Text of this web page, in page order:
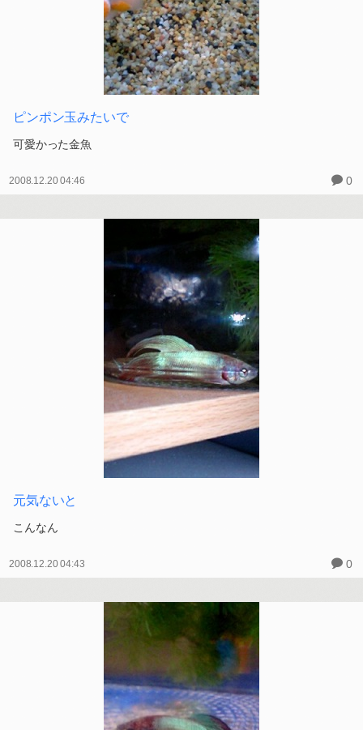
ピンポン玉みたいで
可愛かった金魚
2008.12.20 04:46 0
元気ないと
こんなん
2008.12.20 04:43 0